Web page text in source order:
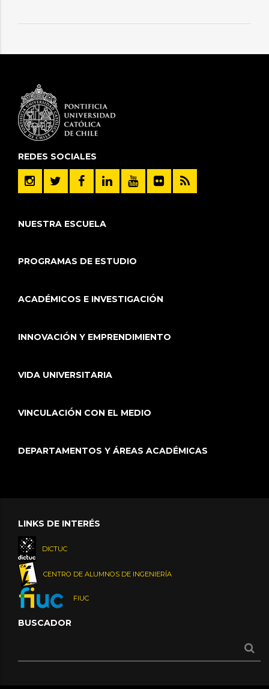
REDES SOCIALES
NUESTRA ESCUELA
PROGRAMAS DE ESTUDIO
ACADÉMICOS E INVESTIGACIÓN
INNOVACIÓN Y EMPRENDIMIENTO
VIDA UNIVERSITARIA
VINCULACIÓN CON EL MEDIO
DEPARTAMENTOS Y ÁREAS ACADÉMICAS
LINKS DE INTERÉS
DICTUC
CENTRO DE ALUMNOS DE INGENIERÍA
FIUC
BUSCADOR